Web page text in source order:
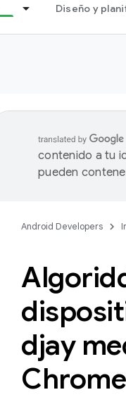
Diseño y
contenido a tu
pueden
Android Developers
djay
Chrome